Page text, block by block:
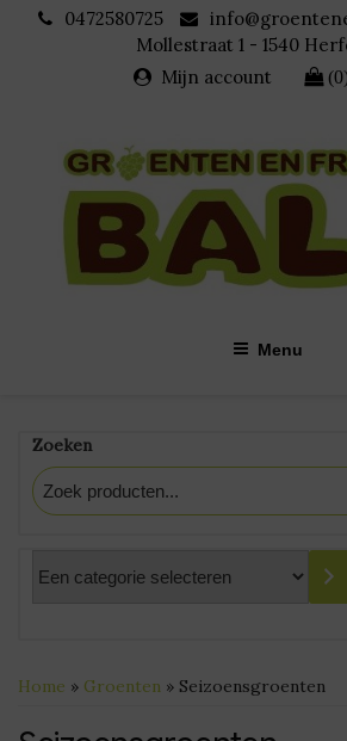
0472580725
Mollestraat 1 - 1540
Mijn account
Menu
Categorie:
/span>
Zoeken
categorie
Home » Groenten » Seizoensgroenten